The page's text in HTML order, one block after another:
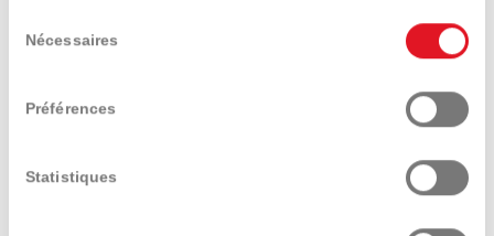
Nécessaires
Préférences
Statistiques
Equipements